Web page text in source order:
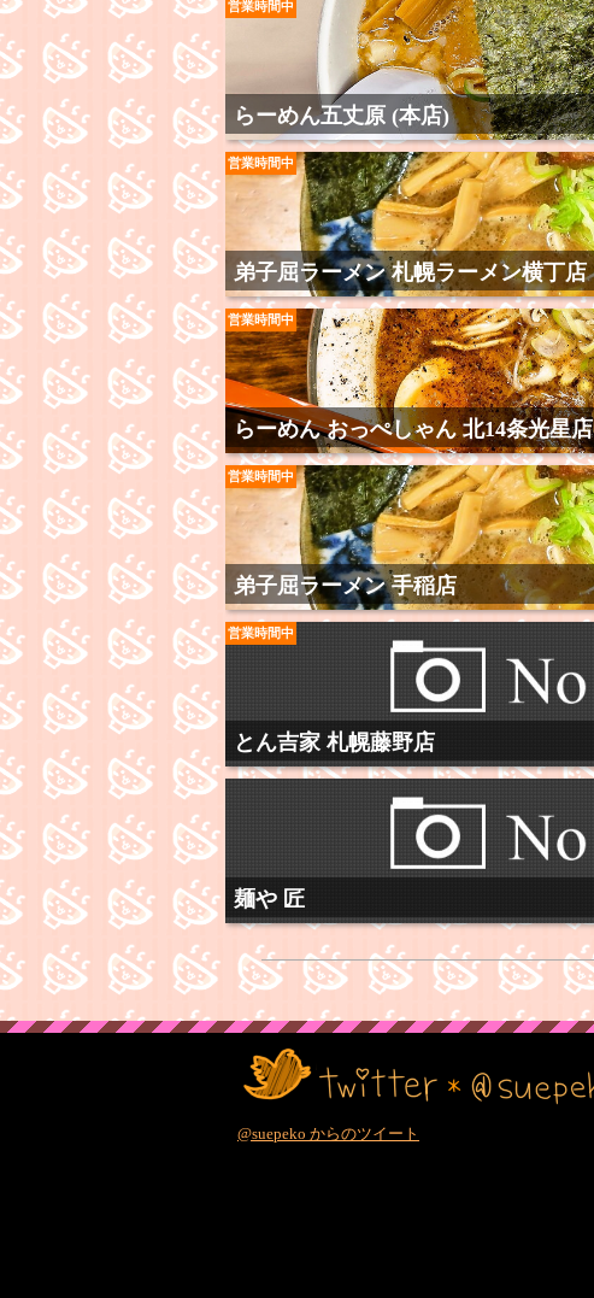
らーめん五丈原 (本店)
営業時間中
弟子屈ラーメン 札幌ラーメン横丁店
営業時間中
らーめん おっぺしゃん 北14条光星店
営業時間中
弟子屈ラーメン 手稲店
営業時間中
とん吉家 札幌藤野店
営業時間中
麺や 匠
@suepeko からのツイート